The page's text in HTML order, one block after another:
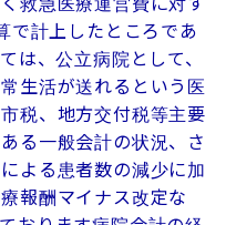
で計上したところであ
は、公立病院として、
生活が送れるという医
税、地方交付税等主要
る一般会計の状況、さ
よる患者数の減少に加
報酬マイナス改定な